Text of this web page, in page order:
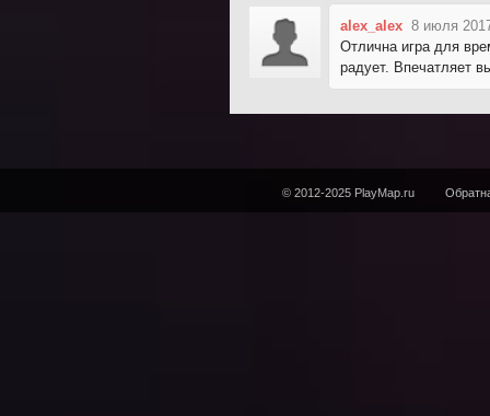
alex_alex 8 июля
Отлична игра для
радует. Впечатляет
© 2012-2025 PlayMap.ru